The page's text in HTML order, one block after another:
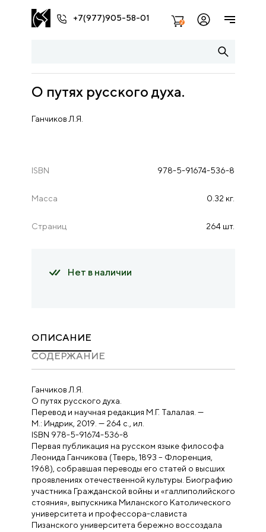
+7(977)905-58-01 2
О путях русского духа.
Ганчиков Л.Я.
ISBN 978-5-91674-536-8
Масса 0.32 кг.
Страниц 264 шт.
Нет в наличии
ОПИСАНИЕ
CОДЕРЖАНИЕ
Ганчиков Л.Я.
О путях русского духа.
Перевод и научная редакция М.Г. Талалая. —
М.: Индрик, 2019. — 264 с., ил.
ISBN 978-5-91674-536-8
Первая публикация на русском языке философа
Леонида Ганчикова (Тверь, 1893 – Флоренция,
1968), собравшая переводы его статей о высших
проявлениях отечественной культуры. Биографию
участника Гражданской войны и «галлиполийского
стояния», выпускника Миланского Католического
университета и профессора-слависта
Пизанского университета бережно воссоздала